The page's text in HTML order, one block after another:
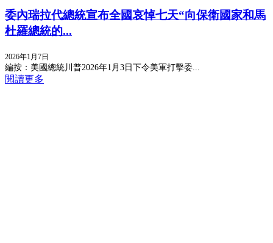
委內瑞拉代總統宣布全國哀悼七天“向保衛國家和馬
杜羅總統的...
2026年1月7日
編按：美國總統川普2026年1月3日下令美軍打擊委...
閱讀更多